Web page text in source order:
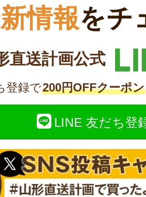
情報をチ
直送計画公式
登録で200円OFFクーポン
LINE 友だち登